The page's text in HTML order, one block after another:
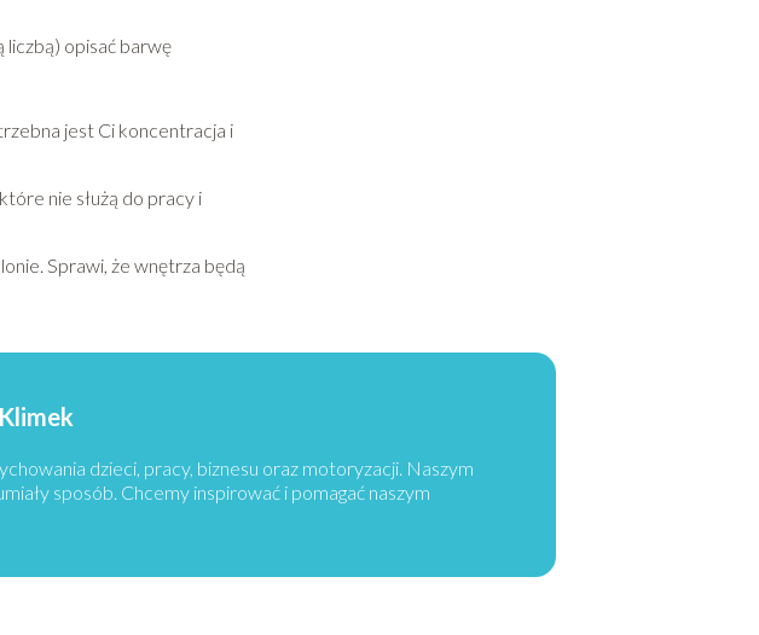
opisać barwę
jest Ci koncentracja i
nie służą do pracy i
Sprawi, że wnętrza będą
dzieci, pracy, biznesu oraz motoryzacji. Naszym
sposób. Chcemy inspirować i pomagać naszym